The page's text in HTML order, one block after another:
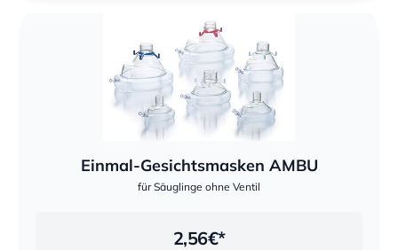
Einmal-Gesichtsmasken AMBU
für Säuglinge ohne Ventil
2,56€*